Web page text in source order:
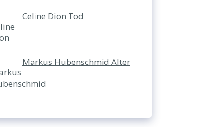
Celine Dion Tod
Markus Hubenschmid Alter